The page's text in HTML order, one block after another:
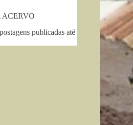
ACERVO
publicadas até